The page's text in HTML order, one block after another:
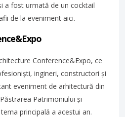
a fost urmată de un cocktail
de la eveniment aici.
Conference&Expo, ce
ingineri, constructori și
eveniment de arhitectură din
Patrimoniului și
principală a acestui an.